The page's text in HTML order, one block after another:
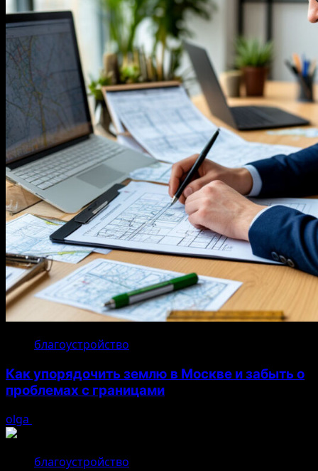
благоустройство
Как упорядочить землю в Москве и забыть о
проблемах с границами
olga
благоустройство